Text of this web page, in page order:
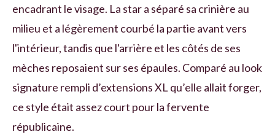
encadrant le visage. La star a séparé sa crinière au
milieu et a légèrement courbé la partie avant vers
l'intérieur, tandis que l'arrière et les côtés de ses
mèches reposaient sur ses épaules. Comparé au look
signature rempli d’extensions XL qu’elle allait forger,
ce style était assez court pour la fervente
républicaine.